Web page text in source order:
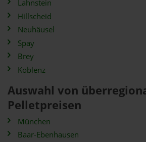
Lahnstein
Hillscheid
Neuhäusel
Spay
Brey
Koblenz
Auswahl von
Pelletpreisen
München
Baar-Ebenhausen